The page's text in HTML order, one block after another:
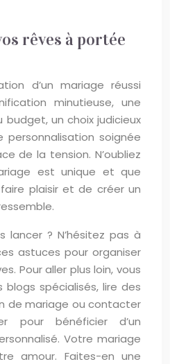
rêves à portée
d’un mariage réussi
minutieuse, une
un choix judicieux
personnalisation soignée
de la tension. N’oubliez
est unique et que
plaisir et de créer un
lancer ? N’hésitez pas à
astuces pour organiser
Pour aller plus loin, vous
spécialisés, lire des
de mariage ou contacter
pour bénéficier d’un
Votre mariage
amour. Faites-en une